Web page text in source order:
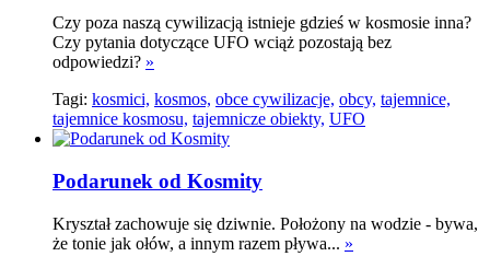
Czy poza naszą cywilizacją istnieje gdzieś w kosmosie inna?
Czy pytania dotyczące UFO wciąż pozostają bez
odpowiedzi? »
Tagi: kosmici, kosmos, obce cywilizacje, obcy, tajemnice,
tajemnice kosmosu, tajemnicze obiekty, UFO
Podarunek od Kosmity
Kryształ zachowuje się dziwnie. Położony na wodzie - bywa,
że tonie jak ołów, a innym razem pływa... »